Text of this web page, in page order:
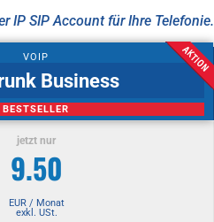
IP SIP Account für Ihre Telefonie.
VOIP
Business
BESTSELLER
jetzt nur
9.50
EUR / Monat
exkl. USt.